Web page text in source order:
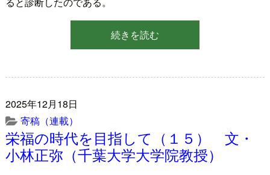
続きを読む
2025年12月18日
寄稿（連載）
栄福の時代を目指して（１５） 文・
小林正弥（千葉大学大学院教授）